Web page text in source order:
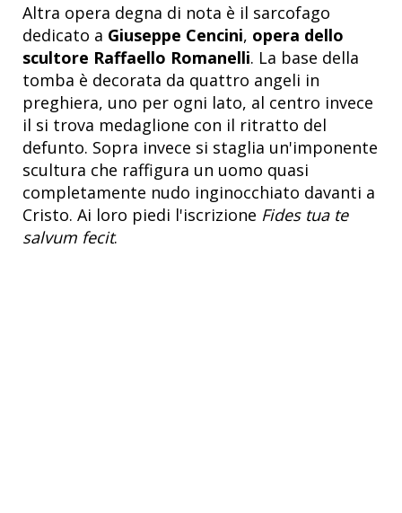
Altra opera degna di nota è il sarcofago
dedicato a Giuseppe Cencini, opera dello
scultore Raffaello Romanelli. La base della
tomba è decorata da quattro angeli in
preghiera, uno per ogni lato, al centro invece
il si trova medaglione con il ritratto del
defunto. Sopra invece si staglia un'imponente
scultura che raffigura un uomo quasi
completamente nudo inginocchiato davanti a
Cristo. Ai loro piedi l'iscrizione Fides tua te
salvum fecit.